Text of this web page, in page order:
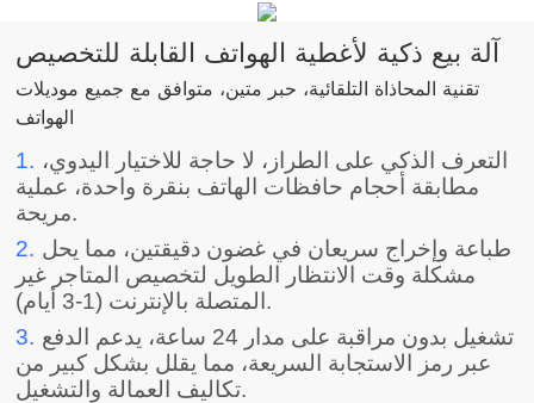
آلة بيع ذكية لأغطية الهواتف القابلة للتخصيص
تقنية المحاذاة التلقائية، حبر متين، متوافق مع جميع موديلات
الهواتف
1. التعرف الذكي على الطراز، لا حاجة للاختيار اليدوي،
مطابقة أحجام حافظات الهاتف بنقرة واحدة، عملية
مريحة.
2. طباعة وإخراج سريعان في غضون دقيقتين، مما يحل
مشكلة وقت الانتظار الطويل لتخصيص المتاجر غير
المتصلة بالإنترنت (1-3 أيام).
3. تشغيل بدون مراقبة على مدار 24 ساعة، يدعم الدفع
عبر رمز الاستجابة السريعة، مما يقلل بشكل كبير من
تكاليف العمالة والتشغيل.